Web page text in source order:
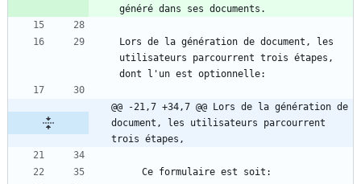
Lors de la génération de document, les
utilisateurs parcourrent trois étapes,
@@ -21,7 +34,7 @@ Lors de la génération de
document, les utilisateurs parcourrent
trois étapes,